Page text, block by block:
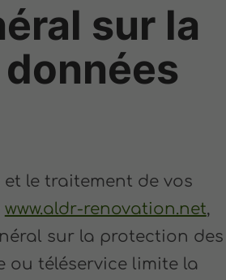
sur la
et le traitement de vos
www.aldr-renovation.net,
sur la protection des
ou téléservice limite la